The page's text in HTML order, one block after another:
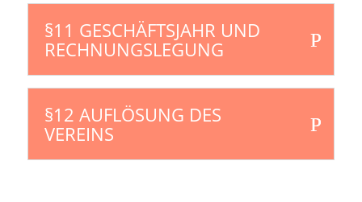
§11 GESCHÄFTSJAHR UND
RECHNUNGSLEGUNG
§12 AUFLÖSUNG DES
VEREINS